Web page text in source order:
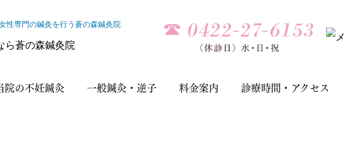
性専門の鍼灸を行う蒼の森鍼灸院
院の不妊鍼灸 一般鍼灸・逆子 料金案内 診療時間・アクセス